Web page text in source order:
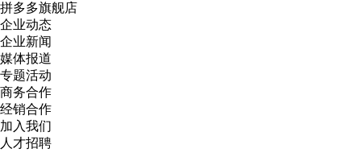
拼多多旗舰店
企业动态
企业新闻
媒体报道
专题活动
商务合作
经销合作
加入我们
人才招聘